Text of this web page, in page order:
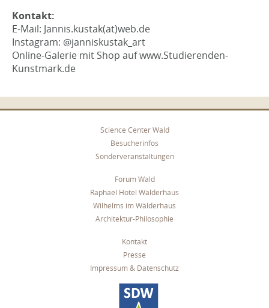
Kontakt:
E-Mail: Jannis.kustak(at)web.de
Instagram: @janniskustak_art
Online-Galerie mit Shop auf www.Studierenden-
Kunstmark.de
Science Center Wald
Besucherinfos
Sonderveranstaltungen
Forum Wald
Raphael Hotel Wälderhaus
Wilhelms im Wälderhaus
Architektur-Philosophie
Kontakt
Presse
Impressum & Datenschutz